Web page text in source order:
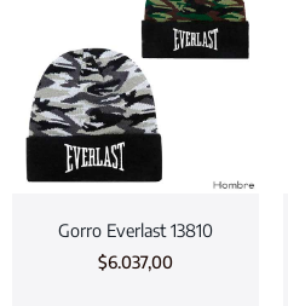
Gorro Everlast 13810
$6.037,00